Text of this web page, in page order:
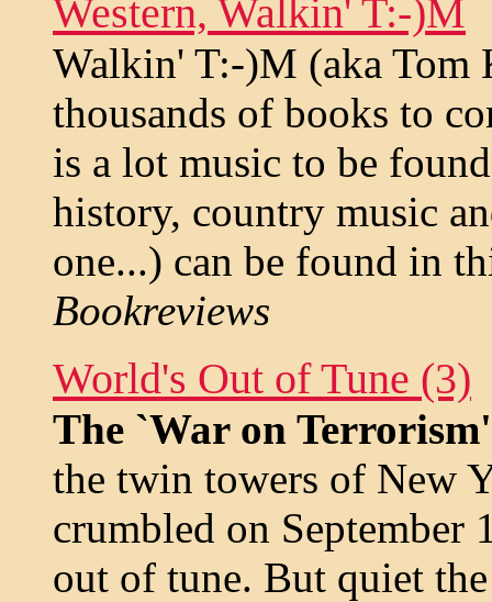
Western, Walkin' T:-)M
Walkin' T:-)M (aka Tom
thousands of books to
is a lot music to be
history, country music
one...) can be found in
Bookreviews
World's Out of Tune (3)
The `War on
the twin towers of New
crumbled on
out of tune. But quiet